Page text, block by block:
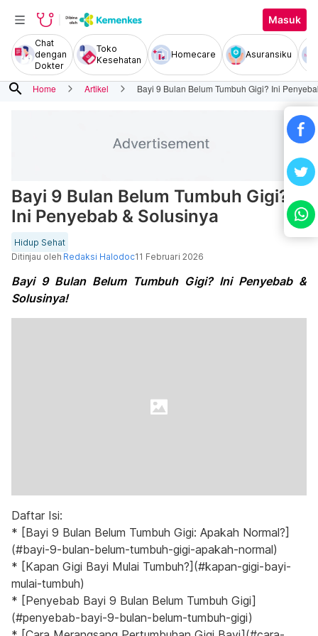
Masuk
Chat
dengan
Dokter
Toko
Kesehatan
Homecare Asuransiku
search Home Artikel Bayi 9 Bulan Belum Tumbuh Gigi? Ini
Bayi 9 Bulan Belum Tumbuh Gigi?
Ini Penyebab & Solusinya
Hidup Sehat
Ditinjau oleh Redaksi Halodoc11 Februari 2026
Bayi 9 Bulan Belum Tumbuh Gigi? Ini Penyebab &
Solusinya!
Daftar Isi:
* [Bayi 9 Bulan Belum Tumbuh Gigi: Apakah Normal?]
(#bayi-9-bulan-belum-tumbuh-gigi-apakah-normal)
* [Kapan Gigi Bayi Mulai Tumbuh?](#kapan-gigi-bayi-
mulai-tumbuh)
* [Penyebab Bayi 9 Bulan Belum Tumbuh Gigi]
(#penyebab-bayi-9-bulan-belum-tumbuh-gigi)